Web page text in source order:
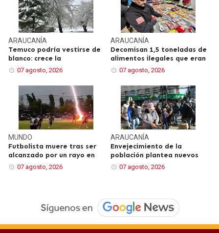
ARAUCANÍA
Temuco podría vestirse de
blanco: crece la
07 agosto, 2026
ARAUCANÍA
Decomisan 1,5 toneladas de
alimentos ilegales que eran
07 agosto, 2026
MUNDO
Futbolista muere tras ser
alcanzado por un rayo en
07 agosto, 2026
ARAUCANÍA
Envejecimiento de la
población plantea nuevos
07 agosto, 2026